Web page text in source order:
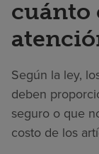
cuánto
Según la ley,
deben
seguro o que
costo de los